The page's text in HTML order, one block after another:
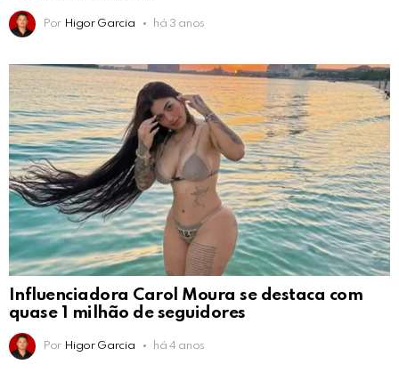
Por Higor Garcia há 3 anos
Influenciadora Carol Moura se destaca com
quase 1 milhão de seguidores
Por Higor Garcia há 4 anos